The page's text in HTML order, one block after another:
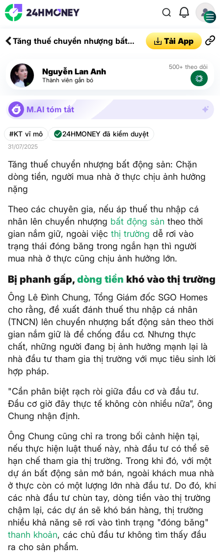
Tăng thuế chuyển nhượng bất
mua nhà ở thực chịu ảnh hưởng
nặng
Tải App
Nguyễn Lan Anh
Thành viên gắn bó
500+ theo dõi
M.AI tóm tắt
#KT vĩ mô 24HMONEY đã kiểm duyệt
31/07/2025
Tăng thuế chuyển nhượng bất động sản: Chặn
dòng tiền, người mua nhà ở thực chịu ảnh hưởng
nặng
Theo các chuyên gia, nếu áp thuế thu nhập cá
nhân lên chuyển nhượng bất động sản theo thời
gian nắm giữ, ngoài việc thị trường dễ rơi vào
trạng thái đóng băng trong ngắn hạn thì người
mua nhà ở thực cũng chịu ảnh hưởng lớn.
Bị phanh gấp, dòng tiền khó vào thị trường
Ông Lê Đình Chung, Tổng Giám đốc SGO Homes
cho rằng, đề xuất đánh thuế thu nhập cá nhân
(TNCN) lên chuyển nhượng bất động sản theo thời
gian nắm giữ là để chống đầu cơ. Nhưng thực
chất, những người đang bị ảnh hưởng mạnh lại là
nhà đầu tư tham gia thị trường với mục tiêu sinh lời
hợp pháp.
"Cần phân biệt rạch ròi giữa đầu cơ và đầu tư.
Đầu cơ giờ đây thực tế không còn nhiều nữa”, ông
Chung nhận định.
Ông Chung cũng chỉ ra trong bối cảnh hiện tại,
nếu thực hiện luật thuế này, nhà đầu tư có thể sẽ
hạn chế tham gia thị trường. Trong khi đó, với một
dự án bất động sản mở bán, ngoài khách mua nhà
ở thực còn có một lượng lớn nhà đầu tư. Do đó, khi
các nhà đầu tư chùn tay, dòng tiền vào thị trường
chậm lại, các dự án sẽ khó bán hàng, thị trường
nhiều khả năng sẽ rơi vào tình trạng "đóng băng"
thanh khoản, các chủ đầu tư không tìm thấy đầu
ra cho sản phẩm.